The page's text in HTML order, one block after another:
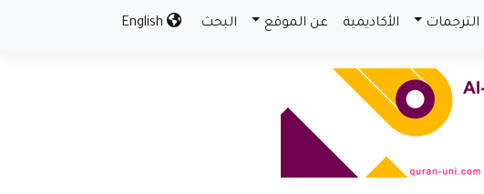
الترجمات الأكاديمية عن الموقع البحث